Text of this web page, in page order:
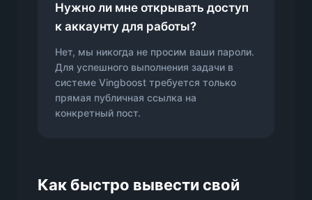
Нужно ли мне открывать доступ
к аккаунту для работы?
Нет, мы никогда не просим ваши пароли.
Для успешного выполнения задачи в
системе Vingboost требуется только
прямая публичная ссылка на
конкретный пост.
Как быстро вывести свой